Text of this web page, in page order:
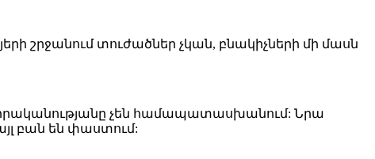
շրջանում տուժածներ չկան, բնակիչների մի մասն
իրականությանը չեն համապատասխանում: Նրա
բան են փաստում: